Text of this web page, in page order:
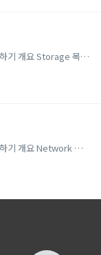
개요 조회 조건 설정하기 조회 결과 확인하기 개요 Storage 목록을 조회하고 기본 정보를 확인할 수 있습니다. 조회 조건 설정하기 그룹선택 : MCMP 계정에서 관리하는 그룹을 선택할 수 있습니다. (그룹 계정의 경우 보이지 않음) v...
개요 조회 조건 설정하기 조회 결과 확인하기 개요 Network 목록을 조회하고 기본 정보를 확인할 수 있습니다. 조회 조건 설정하기 그룹선택 : MCMP 계정에서 관리하는 그룹을 선택할 수 있습니다. (그룹 계정의 경우 보이지 않음) v...